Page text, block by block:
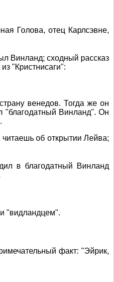
Голова, отец Карлсэвне,
Винланд; сходный рассказ
"Кристнисаги":
венедов. Тогда же он
"благодатный Винланд". Он
об открытии Лейва;
в благодатный Винланд
"видландцем".
факт: "Эйрик,